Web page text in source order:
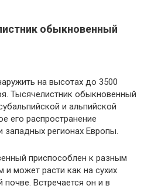
обыкновенный
на высотах до 3500
Тысячелистник обыкновенный
и альпийской
его распространение
западных регионах Европы.
приспособлен к разным
и может расти как на сухих
почве. Встречается он и в